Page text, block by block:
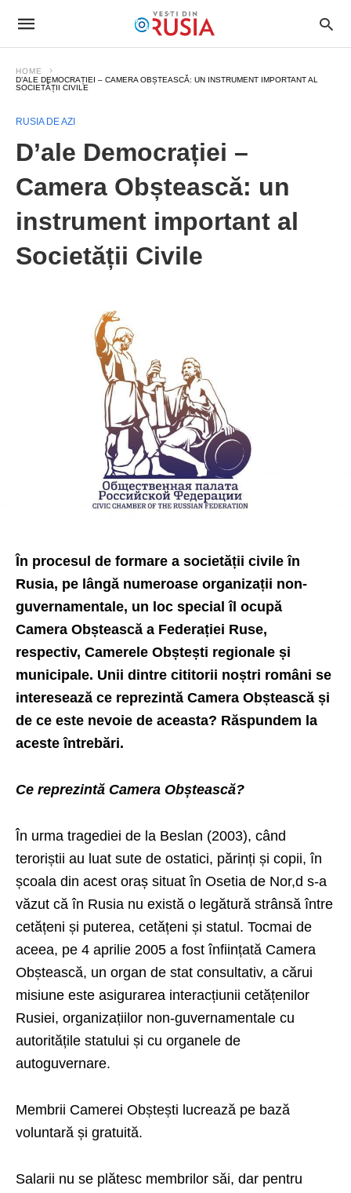
HOME
D’ALE DEMOCRAȚIEI – CAMERA OBȘTEASCĂ: UN INSTRUMENT IMPORTANT AL
SOCIETĂȚII CIVILE
RUSIA DE AZI
D’ale Democrației –
Camera Obștească: un
instrument important al
Societății Civile
În procesul de formare a societății civile în
Rusia, pe lângă numeroase organizații non-
guvernamentale, un loc special îl ocupă
Camera Obștească a Federației Ruse,
respectiv, Camerele Obștești regionale și
municipale. Unii dintre cititorii noștri români se
interesează ce reprezintă Camera Obștească și
de ce este nevoie de aceasta? Răspundem la
aceste întrebări.
Ce reprezintă Camera Obștească?
În urma tragediei de la Beslan (2003), când
teroriștii au luat sute de ostatici, părinți și copii, în
școala din acest oraș situat în Osetia de Nor,d s-a
văzut că în Rusia nu există o legătură strânsă între
cetățeni și puterea, cetățeni și statul. Tocmai de
aceea, pe 4 aprilie 2005 a fost înființată Camera
Obștească, un organ de stat consultativ, a cărui
misiune este asigurarea interacțiunii cetățenilor
Rusiei, organizațiilor non-guvernamentale cu
autoritățile statului și cu organele de
autoguvernare.
Membrii Camerei Obștești lucrează pe bază
voluntară și gratuită.
Salarii nu se plătesc membrilor săi, dar pentru